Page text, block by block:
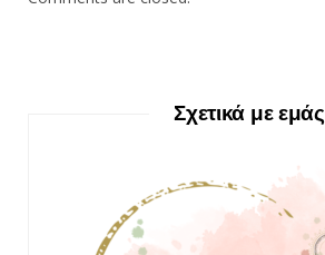
Σχετικά με εμάς